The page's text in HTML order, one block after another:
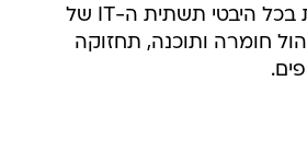
מטרותיהם ומטפלת בכל היבטי תשתית ה-IT של
חומרה ותוכנה, תחזוקה